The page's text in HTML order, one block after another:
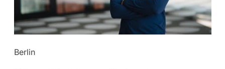
Berlin